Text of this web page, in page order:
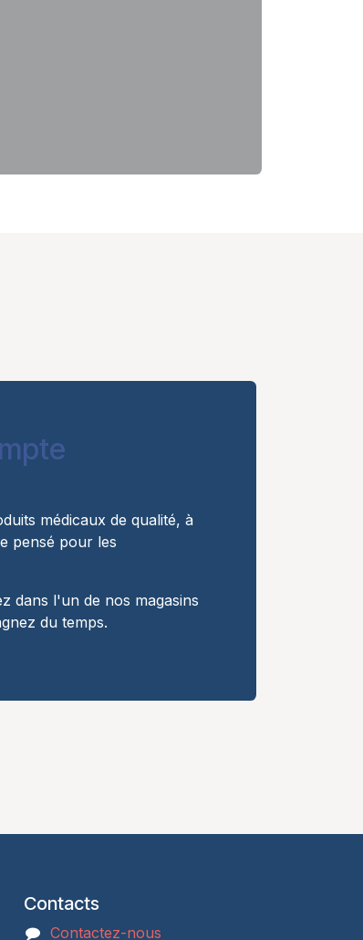
médicaux de qualité, à
pensé pour les
dans l'un de nos magasins
du temps.
Contacts
Contactez-nous